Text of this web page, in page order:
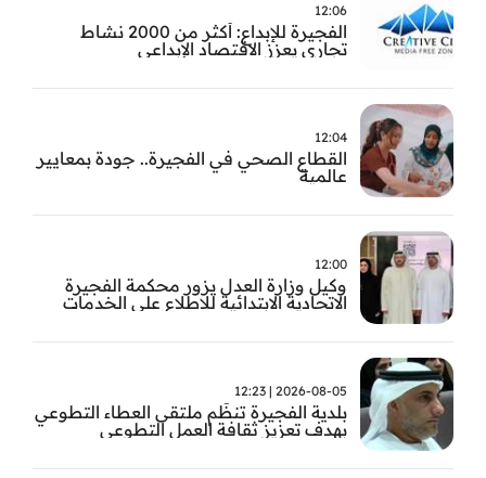
12:06
الفجيرة للإبداع: أكثر من 2000 نشاط
تجاري يعزز الاقتصاد الإبداعي
12:04
القطاع الصحي في الفجيرة.. جودة بمعايير
عالمية
12:00
وكيل وزارة العدل يزور محكمة الفجيرة
الاتحادية الابتدائية للاطلاع على الخدمات
2026-08-05 | 12:23
بلدية الفجيرة تنظّم ملتقى العطاء التطوعي
بهدف تعزيز ثقافة العمل التطوعي